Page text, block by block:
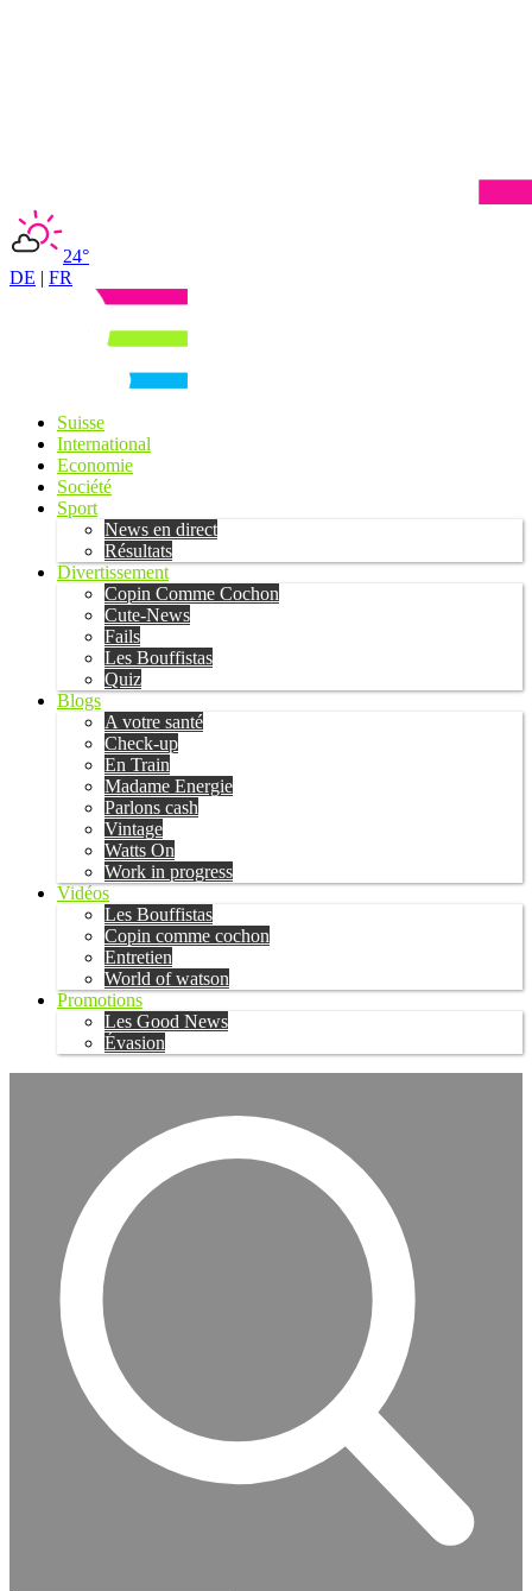
24°
DE | FR
Suisse
International
Economie
Société
Sport
News en direct
Résultats
Divertissement
Copin Comme Cochon
Cute-News
Fails
Les Bouffistas
Quiz
Blogs
A votre santé
Check-up
En Train
Madame Energie
Parlons cash
Vintage
Watts On
Work in progress
Vidéos
Les Bouffistas
Copin comme cochon
Entretien
World of watson
Promotions
Les Good News
Évasion